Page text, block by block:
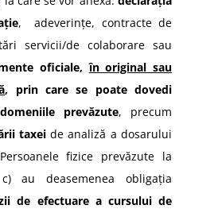
, adeverințe, contracte de
servicii/de colaborare sau
oficiale,în original sau
, prin care se poate dovedi
prevăzute, precum
taxeide analiză a dosarului
fizice prevăzute la
au deasemenea obligaţia
de efectuare a cursului de